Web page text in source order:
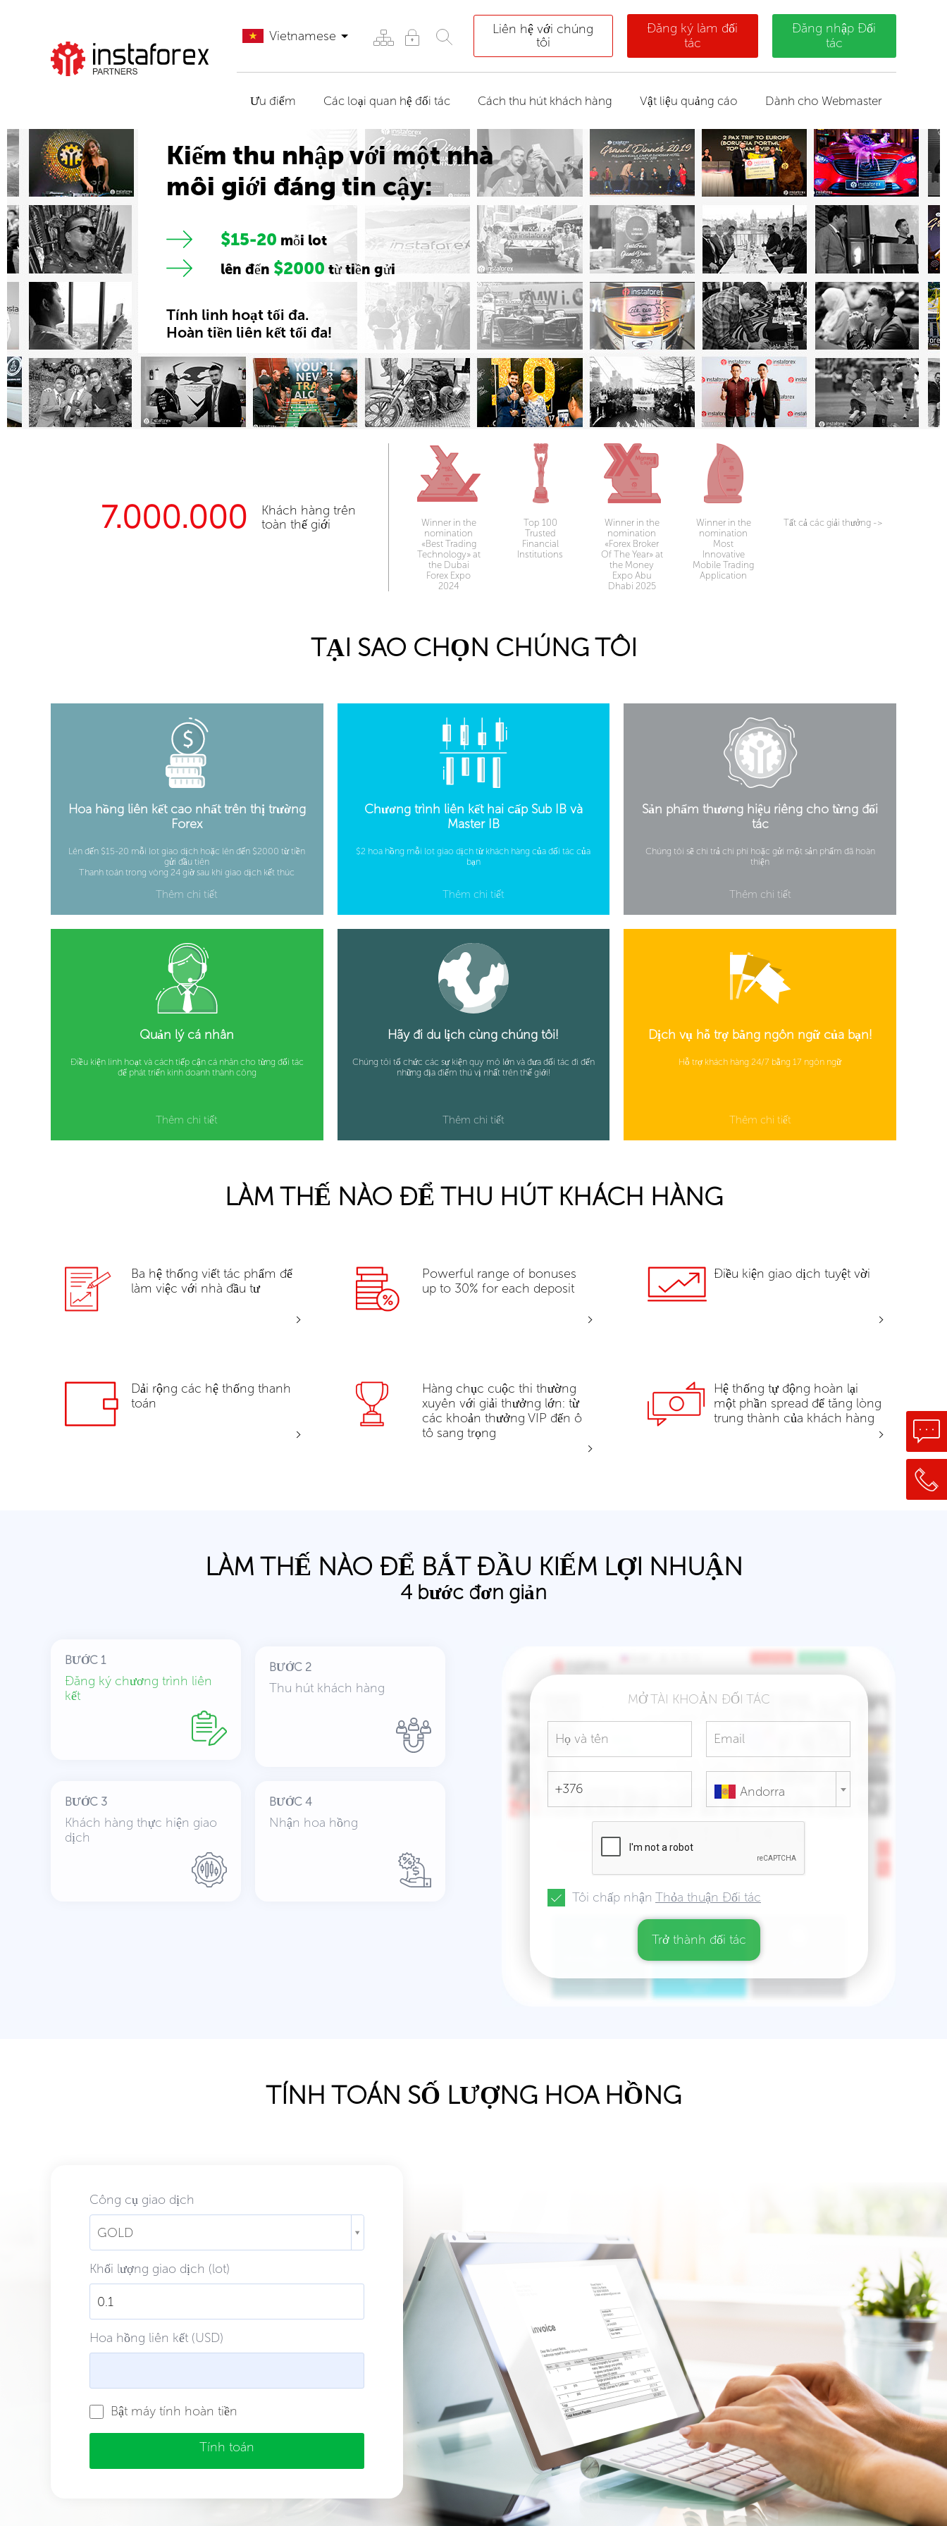
Vietnamese
Liên hệ với chúng
tôi
Đăng ký làm đối
tác
Đăng nhập Đối
tác
Ưu điểm Các loại quan hệ đối tác Cách thu hút khách hàng Vật liệu quảng cáo Dành cho Webmaster
Kiếm thu nhập với một nhà
môi giới đáng tin cậy:
$15-20 mỗi lot
lên đến $2000 từ tiền gửi
Tính linh hoạt tối đa.
Hoàn tiền liên kết tối đa!
Winner in the
nomination
«Best Trading
Technology» at
the Dubai
Forex Expo
2024
Top 100
Trusted
Financial
Institutions
Winner in the
nomination
«Forex Broker
Of The Year» at
the Money
Expo Abu
Dhabi 2025
Winner in the
nomination
Most
Innovative
Mobile Trading
Application
Tất cả các giải thưởng ->
7.000.000
Khách hàng trên
toàn thế giới
TẠI SAO CHỌN CHÚNG TÔI
Hoa hồng liên kết cao nhất trên thị trường
Forex
Lên đến $15-20 mỗi lot giao dịch hoặc lên đến $2000 từ tiền
gửi đầu tiên
Thanh toán trong vòng 24 giờ sau khi giao dịch kết thúc
Thêm chi tiết
Chương trình liên kết hai cấp Sub IB và
Master IB
$2 hoa hồng mỗi lot giao dịch từ khách hàng của đối tác của
bạn
Thêm chi tiết
Sản phẩm thương hiệu riêng cho từng đối
tác
Chúng tôi sẽ chi trả chi phí hoặc gửi một sản phẩm đã hoàn
thiện
Thêm chi tiết
Quản lý cá nhân
Điều kiện linh hoạt và cách tiếp cận cá nhân cho từng đối tác
để phát triển kinh doanh thành công
Thêm chi tiết
Hãy đi du lịch cùng chúng tôi!
Chúng tôi tổ chức các sự kiện quy mô lớn và đưa đối tác đi đến
những địa điểm thú vị nhất trên thế giới!
Thêm chi tiết
Dịch vụ hỗ trợ bằng ngôn ngữ của bạn!
Hỗ trợ khách hàng 24/7 bằng 17 ngôn ngữ
Thêm chi tiết
LÀM THẾ NÀO ĐỂ THU HÚT KHÁCH HÀNG
Ba hệ thống viết tác phẩm để
làm việc với nhà đầu tư
Powerful range of bonuses
up to 30% for each deposit
Điều kiện giao dịch tuyệt vời
Dải rộng các hệ thống thanh
toán
Hàng chục cuộc thi thường
xuyên với giải thưởng lớn: từ
các khoản thưởng VIP đến ô
tô sang trọng
Hệ thống tự động hoàn lại
một phần spread để tăng lòng
trung thành của khách hàng
LÀM THẾ NÀO ĐỂ BẮT ĐẦU KIẾM LỢI NHUẬN
4 bước đơn giản
BƯỚC 1
Đăng ký chương trình liên
kết
BƯỚC 2
Thu hút khách hàng
BƯỚC 3
Khách hàng thực hiện giao
dịch
BƯỚC 4
Nhận hoa hồng
MỞ TÀI KHOẢN ĐỐI TÁC
Andorra
Tôi chấp nhận Thỏa thuận Đối tác
Trở thành đối tác
TÍNH TOÁN SỐ LƯỢNG HOA HỒNG
Công cụ giao dịch
GOLD
Khối lượng giao dịch (lot)
Hoa hồng liên kết (USD)
Bật máy tính hoàn tiền
Tính toán